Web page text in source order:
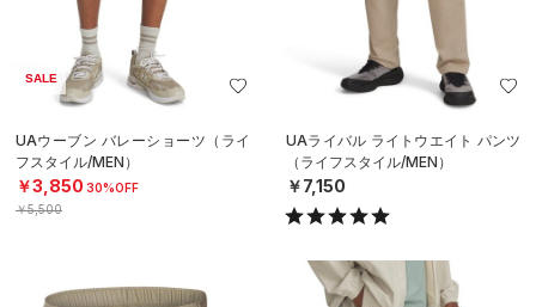
SALE
UAウーブン バレーショーツ（ライ
フスタイル/MEN）
￥3,850 30%OFF
￥5,500
UAライバル ライトウエイト パンツ
（ライフスタイル/MEN）
￥7,150